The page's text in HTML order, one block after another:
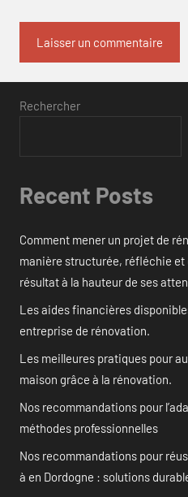
Rechercher
Recent Posts
Comment mener un projet de
manière structurée, réfléchie
résultat à la hauteur de ses
Les aides financières
entreprise de rénovation.
Les meilleures pratiques pour
maison grâce à la rénovation.
Nos recommandations pour
méthodes professionnelles
Nos recommandations pour
à en Dordogne : solutions